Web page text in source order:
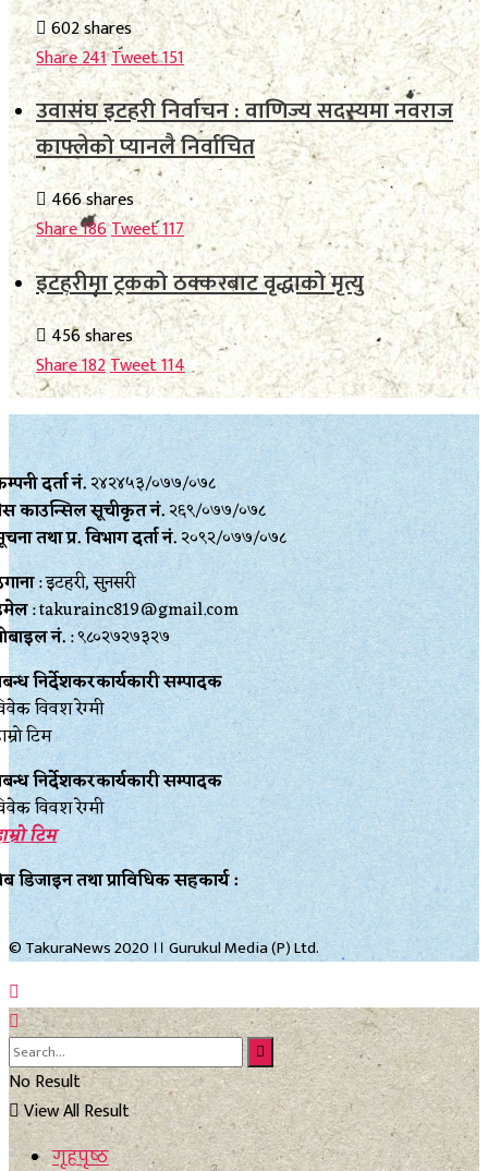
602 shares
Share241Tweet151
उवासंघ इटहरी निर्वाचन : वाणिज्य सदस्यमा नवराज
काफ्लेको प्यानलै निर्वाचित
466 shares
Share186Tweet117
इटहरीमा ट्रकको ठक्करबाट वृद्धाको मृत्यु
456 shares
Share182Tweet114
दर्ता नं.२४२४५३/०७७/०७८
काउन्सिल सूचीकृत नं.२६९/०७७/०७८
तथा प्र‍. विभाग दर्ता नं.२०९२/०७७/०७८
: इटहरी, सुनसरी
: takurainc819@gmail.com
नं.: ९८०२७२७३२७
निर्देशकरकार्यकारी सम्पादक
विवश रेग्मी
टिम
निर्देशकरकार्यकारी सम्पादक
विवश रेग्मी
टिम
डिजाइन तथा प्राविधिक सहकार्य :
© TakuraNews 2020 ।। Gurukul Media (P) Ltd.
No Result
View All Result
गृहपृष्ठ